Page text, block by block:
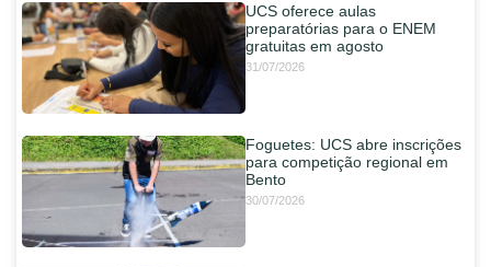
UCS oferece aulas
preparatórias para o ENEM
gratuitas em agosto
31/07/2026
Foguetes: UCS abre inscrições
para competição regional em
Bento
30/07/2026